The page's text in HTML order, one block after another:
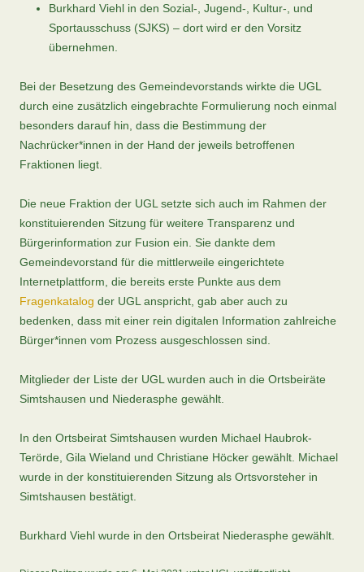
Burkhard Viehl in den Sozial-, Jugend-, Kultur-, und
Sportausschuss (SJKS) – dort wird er den Vorsitz
übernehmen.
Bei der Besetzung des Gemeindevorstands wirkte die UGL
durch eine zusätzlich eingebrachte Formulierung noch einmal
besonders darauf hin, dass die Bestimmung der
Nachrücker*innen in der Hand der jeweils betroffenen
Fraktionen liegt.
Die neue Fraktion der UGL setzte sich auch im Rahmen der
konstituierenden Sitzung für weitere Transparenz und
Bürgerinformation zur Fusion ein. Sie dankte dem
Gemeindevorstand für die mittlerweile eingerichtete
Internetplattform, die bereits erste Punkte aus dem
Fragenkatalog der UGL anspricht, gab aber auch zu
bedenken, dass mit einer rein digitalen Information zahlreiche
Bürger*innen vom Prozess ausgeschlossen sind.
Mitglieder der Liste der UGL wurden auch in die Ortsbeiräte
Simtshausen und Niederasphe gewählt.
In den Ortsbeirat Simtshausen wurden Michael Haubrok-
Terörde, Gila Wieland und Christiane Höcker gewählt. Michael
wurde in der konstituierenden Sitzung als Ortsvorsteher in
Simtshausen bestätigt.
Burkhard Viehl wurde in den Ortsbeirat Niederasphe gewählt.